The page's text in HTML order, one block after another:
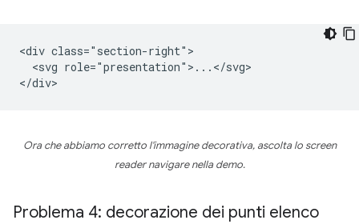
<div class="section-right">
  <svg role="presentation">...</svg>
Ora che abbiamo corretto l'immagine decorativa, ascolta lo screen
reader navigare nella demo.
Problema 4: decorazione dei punti elenco